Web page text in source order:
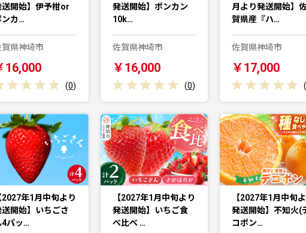
送開始】伊予柑or
ンカ…
賀県神埼市
16,000
(0)
発送開始】ポンカン
10k…
佐賀県神埼市
￥16,000
(0)
月より発送開始】
賀県産『ハ…
佐賀県神埼市
￥17,000
(
2027年1月中旬より
送開始】いちごさ
4パッ…
【2027年1月中旬より
発送開始】いちご食
べ比べ …
【2027年1月中旬
発送開始】不知火(
コポン…